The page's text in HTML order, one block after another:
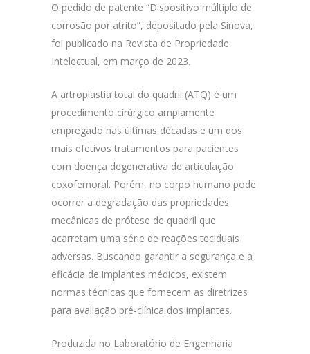
O pedido de patente “Dispositivo múltiplo de
corrosão por atrito”, depositado pela Sinova,
foi publicado na Revista de Propriedade
Intelectual, em março de 2023.
A artroplastia total do quadril (ATQ) é um
procedimento cirúrgico amplamente
empregado nas últimas décadas e um dos
mais efetivos tratamentos para pacientes
com doença degenerativa de articulação
coxofemoral. Porém, no corpo humano pode
ocorrer a degradação das propriedades
mecânicas de prótese de quadril que
acarretam uma série de reações teciduais
adversas. Buscando garantir a segurança e a
eficácia de implantes médicos, existem
normas técnicas que fornecem as diretrizes
para avaliação pré-clínica dos implantes.
Produzida no Laboratório de Engenharia